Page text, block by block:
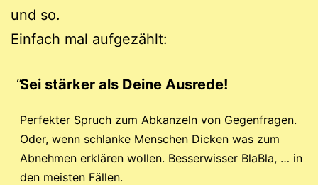
und so.
Einfach mal aufgezählt:
Sei stärker als Deine Ausrede!
Perfekter Spruch zum Abkanzeln von Gegenfragen.
Oder, wenn schlanke Menschen Dicken was zum
Abnehmen erklären wollen. Besserwisser BlaBla, … in
den meisten Fällen.